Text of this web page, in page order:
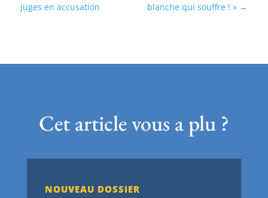
blanche qui souffre ! »
juges en accusation
Cet article vous a plu ?
NOUVEAU DOSSIER